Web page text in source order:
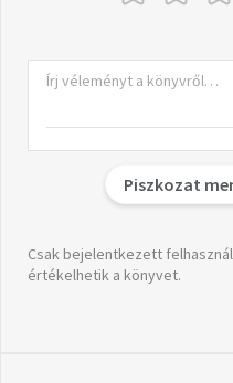
Piszkozat
Csak bejelentkezett
értékelhetik a könyvet.